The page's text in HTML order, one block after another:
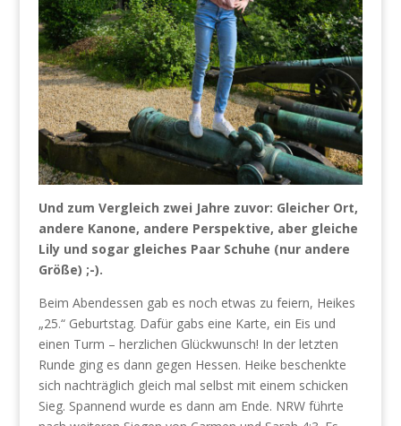
Und zum Vergleich zwei Jahre zuvor: Gleicher Ort,
andere Kanone, andere Perspektive, aber gleiche
Lily und sogar gleiches Paar Schuhe (nur andere
Größe) ;-).
Beim Abendessen gab es noch etwas zu feiern, Heikes
„25.“ Geburtstag. Dafür gabs eine Karte, ein Eis und
einen Turm – herzlichen Glückwunsch! In der letzten
Runde ging es dann gegen Hessen. Heike beschenkte
sich nachträglich gleich mal selbst mit einem schicken
Sieg. Spannend wurde es dann am Ende. NRW führte